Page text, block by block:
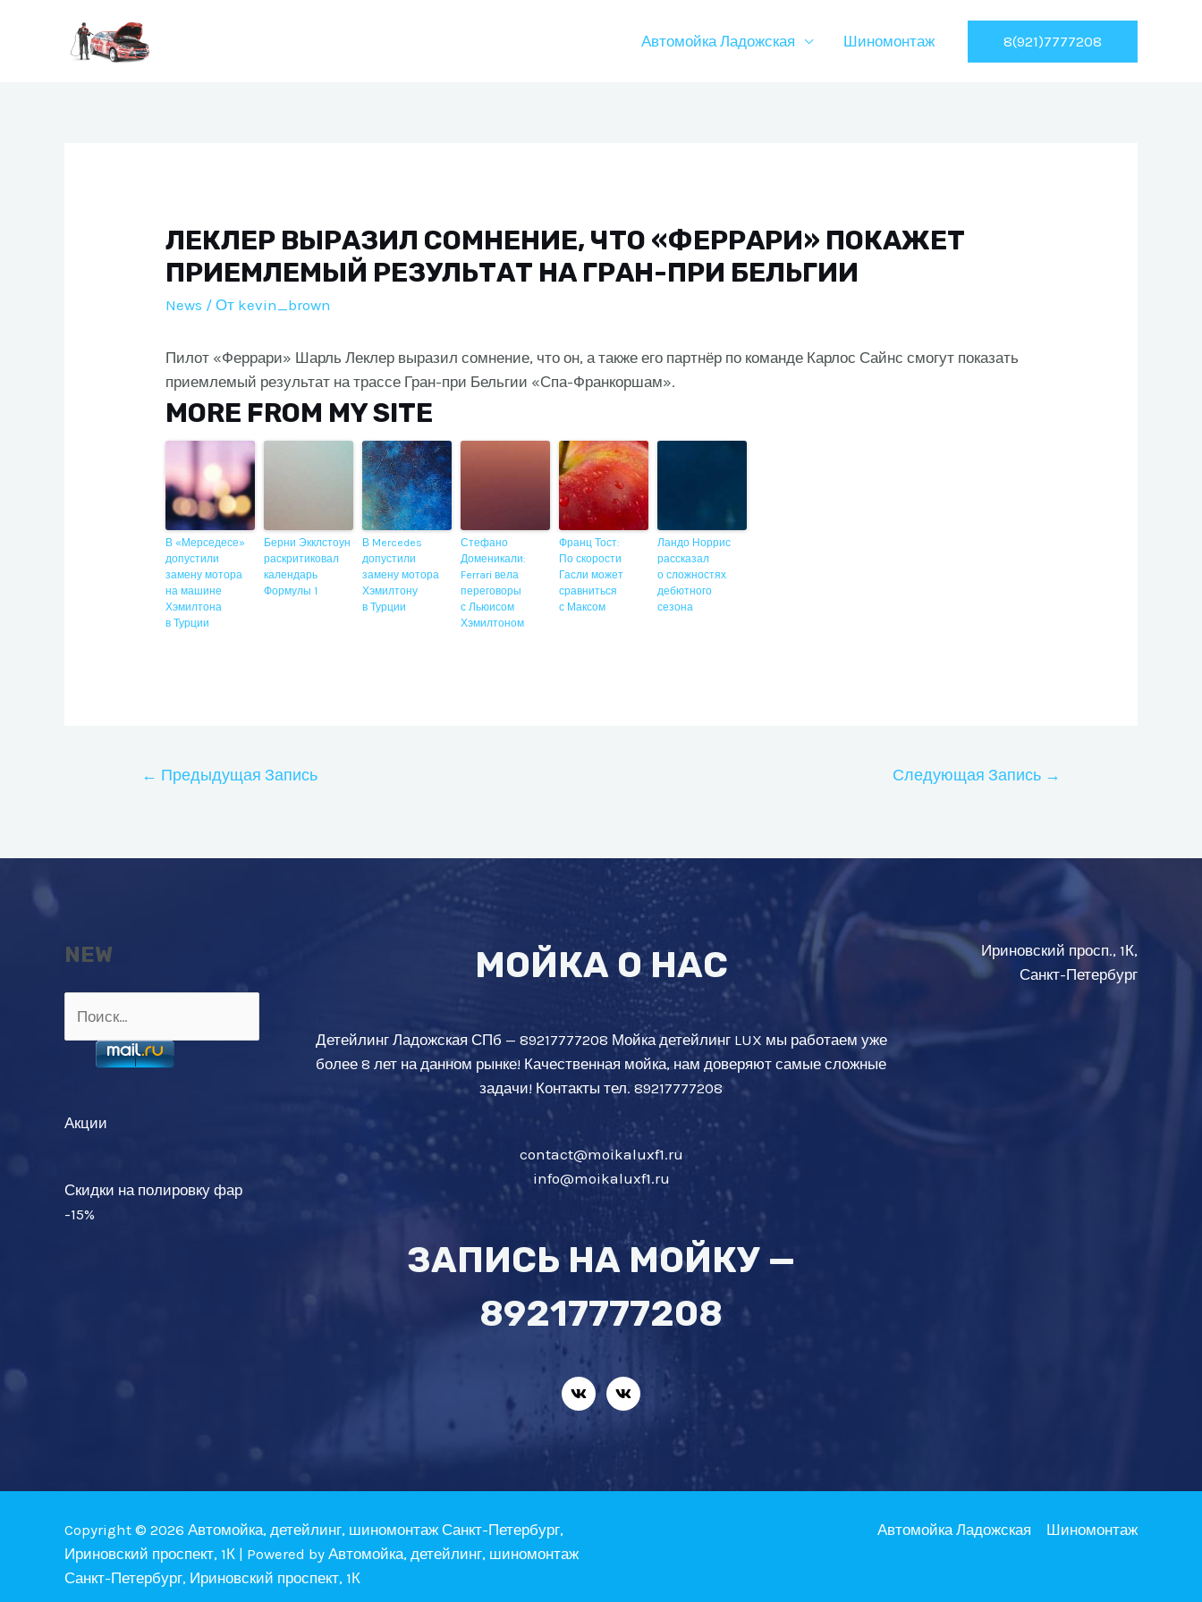
содержимому
Автомойка Ладожская Шиномонтаж 8(921)7777208
ЛЕКЛЕР ВЫРАЗИЛ СОМНЕНИЕ, ЧТО «ФЕРРАРИ» ПОКАЖЕТ
ПРИЕМЛЕМЫЙ РЕЗУЛЬТАТ НА ГРАН-ПРИ БЕЛЬГИИ
News / От kevin_brown
Пилот «Феррари» Шарль Леклер выразил сомнение, что он, а также его партнёр по команде Карлос Сайнс смогут показать
приемлемый результат на трассе Гран-при Бельгии «Спа-Франкоршам».
MORE FROM MY SITE
В «Мерседесе»
допустили
замену мотора
на машине
Хэмилтона
в Турции
Берни Экклстоун
раскритиковал
календарь
Формулы 1
В Mercedes
допустили
замену мотора
Хэмилтону
в Турции
Стефано
Доменикали:
Ferrari вела
переговоры
с Льюисом
Хэмилтоном
Франц Тост:
По скорости
Гасли может
сравниться
с Максом
Ландо Норрис
рассказал
о сложностях
дебютного
сезона
Навигация
← Предыдущая Запись Следующая Запись →
NEW
Акции
Скидки на полировку фар
-15%
МОЙКА О НАС
Детейлинг Ладожская СПб — 89217777208 Мойка детейлинг LUX мы работаем уже
более 8 лет на данном рынке! Качественная мойка, нам доверяют самые сложные
задачи! Контакты тел. 89217777208
contact@moikaluxf1.ru
info@moikaluxf1.ru
ЗАПИСЬ НА МОЙКУ —
89217777208
Ириновский просп., 1К,
Санкт-Петербург
Copyright © 2026 Автомойка, детейлинг, шиномонтаж Санкт-Петербург,
Ириновский проспект, 1К | Powered by Автомойка, детейлинг, шиномонтаж
Санкт-Петербург, Ириновский проспект, 1К
Автомойка Ладожская Шиномонтаж